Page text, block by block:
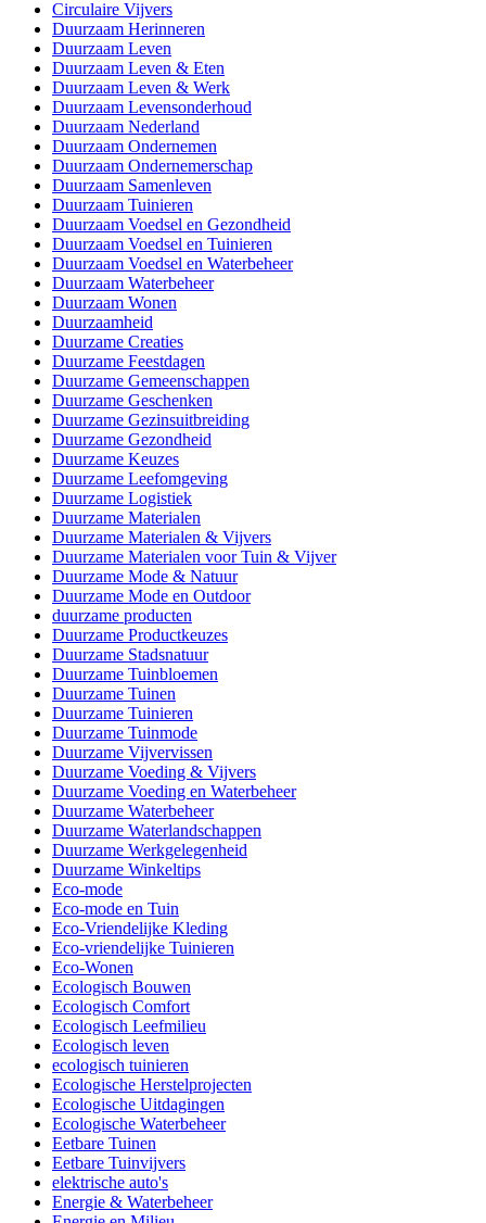
Circulaire Vijvers
Duurzaam Herinneren
Duurzaam Leven
Duurzaam Leven & Eten
Duurzaam Leven & Werk
Duurzaam Levensonderhoud
Duurzaam Nederland
Duurzaam Ondernemen
Duurzaam Ondernemerschap
Duurzaam Samenleven
Duurzaam Tuinieren
Duurzaam Voedsel en Gezondheid
Duurzaam Voedsel en Tuinieren
Duurzaam Voedsel en Waterbeheer
Duurzaam Waterbeheer
Duurzaam Wonen
Duurzaamheid
Duurzame Creaties
Duurzame Feestdagen
Duurzame Gemeenschappen
Duurzame Geschenken
Duurzame Gezinsuitbreiding
Duurzame Gezondheid
Duurzame Keuzes
Duurzame Leefomgeving
Duurzame Logistiek
Duurzame Materialen
Duurzame Materialen & Vijvers
Duurzame Materialen voor Tuin & Vijver
Duurzame Mode & Natuur
Duurzame Mode en Outdoor
duurzame producten
Duurzame Productkeuzes
Duurzame Stadsnatuur
Duurzame Tuinbloemen
Duurzame Tuinen
Duurzame Tuinieren
Duurzame Tuinmode
Duurzame Vijvervissen
Duurzame Voeding & Vijvers
Duurzame Voeding en Waterbeheer
Duurzame Waterbeheer
Duurzame Waterlandschappen
Duurzame Werkgelegenheid
Duurzame Winkeltips
Eco-mode
Eco-mode en Tuin
Eco-Vriendelijke Kleding
Eco-vriendelijke Tuinieren
Eco-Wonen
Ecologisch Bouwen
Ecologisch Comfort
Ecologisch Leefmilieu
Ecologisch leven
ecologisch tuinieren
Ecologische Herstelprojecten
Ecologische Uitdagingen
Ecologische Waterbeheer
Eetbare Tuinen
Eetbare Tuinvijvers
elektrische auto's
Energie & Waterbeheer